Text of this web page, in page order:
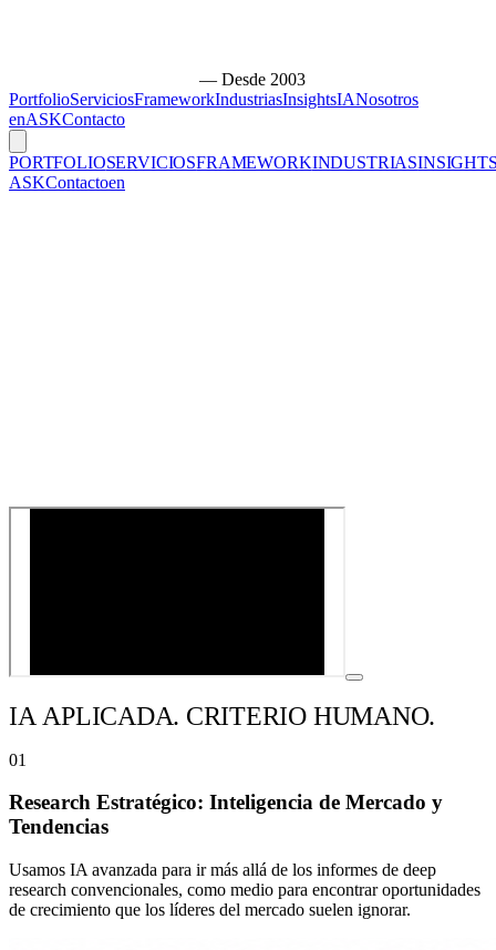
— Desde 2003
PortfolioServiciosFrameworkIndustriasInsightsIANosotros
enASKContacto
PORTFOLIOSERVICIOSFRAMEWORKINDUSTRIAS
ASKContactoen
IA APLICADA. CRITERIO HUMANO.
01
Research Estratégico: Inteligencia de Mercado y
Tendencias
Usamos IA avanzada para ir más allá de los informes de deep
research convencionales, como medio para encontrar oportunidades
de crecimiento que los líderes del mercado suelen ignorar.